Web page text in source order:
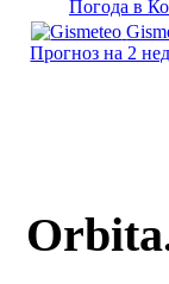
Погода в
Прогноз на 2